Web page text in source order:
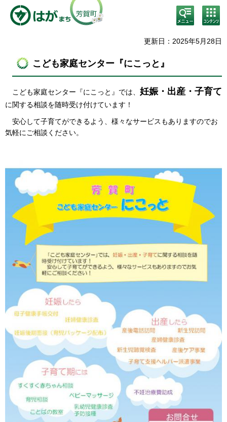
検
索・
メニ
コン
テン
ニュ
更新日：2025年5月28日
こども家庭センター『にこっと』
こども家庭センター『にこっと』では 妊娠・出産・子育て
に関する相談を随時受け付けています！
安心して子育てができるよう、様々なサービスもありますのでお
気軽にご相談ください。